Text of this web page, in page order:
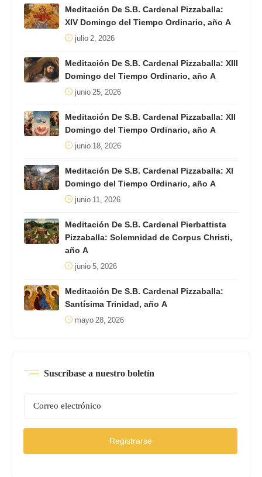
Meditación De S.B. Cardenal Pizzaballa:
XIV Domingo del Tiempo Ordinario, año A
julio 2, 2026
Meditación De S.B. Cardenal Pizzaballa: XIII
Domingo del Tiempo Ordinario, año A
junio 25, 2026
Meditación De S.B. Cardenal Pizzaballa: XII
Domingo del Tiempo Ordinario, año A
junio 18, 2026
Meditación De S.B. Cardenal Pizzaballa: XI
Domingo del Tiempo Ordinario, año A
junio 11, 2026
Meditación De S.B. Cardenal Pierbattista
Pizzaballa: Solemnidad de Corpus Christi,
año A
junio 5, 2026
Meditación De S.B. Cardenal Pizzaballa:
Santísima Trinidad, año A
mayo 28, 2026
Suscríbase a nuestro boletín
Registrarse